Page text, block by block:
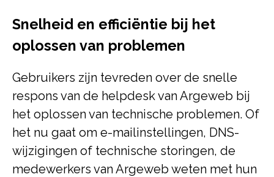
Snelheid en efficiëntie bij het
oplossen van problemen
Gebruikers zijn tevreden over de snelle
respons van de helpdesk van Argeweb bij
het oplossen van technische problemen. Of
het nu gaat om e-mailinstellingen, DNS-
wijzigingen of technische storingen, de
medewerkers van Argeweb weten met hun